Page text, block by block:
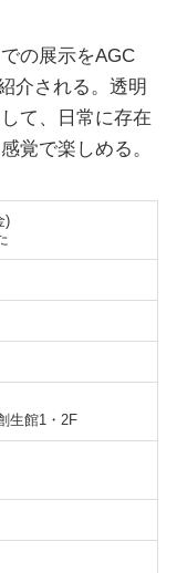
の展示をAGC
介される。透明
て、日常に存在
覚で楽しめる。
)
生館1・2F